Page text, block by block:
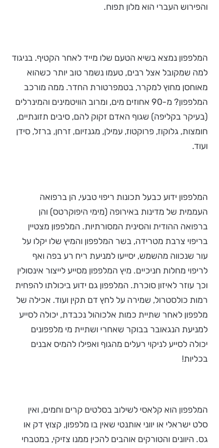
והפירוש העברי הוא מלון תפוח.
המלפפון נמצא בשיא הטעם שלו מייד לאחר הקטיף. בניגוד
למה שמקובל אצל רבים, טעמו נשמר טוב יותר כשהוא
מאוחסן מחוץ למקרר, בטמפרטורת החדר. ממה מורכב
המלפפון? מ-90 אחוזים מים, ומרוב הוויטמינים והמינרלים
(בעיקר בקליפה) שגוף האדם זקוק להם, סיבים תזונתיים,
חומצות, גלוקוז, פרוקטוז, עמילן, מגנזיום, זרחן, ברזל, סידן
ועוד.
המלפפון ידוע כבעל תכונות ריפוי טבעי, הן ברפואה
העממית של מדינות באירופה (מימי היפוקרטס) והן
ברפואה ההודית והסינית המסורתיות. המלפפון מצטיין
בריפוי צרבת מטרידה, בשר המלפפון והמיץ שלו יקלו על
עור שנכווה מהשמש, יסייעו למניעת ריח רע בפה ואף
לריפוי מחלות חניכיים. מיץ המלפפון מסייע לייצור אינסולין
וכך עוזר לאיזון סוכרת. המלפפון גם ידוע ביכולתו להפחית
רמות כולסטרול, שמירה על לחץ דם תקין ועוד. אכילה של
מלפפון לאחר שתיית כמות אלכוהול נכבדת, יכולה לסייע
למניעת הנגאובר בבוקר שאחרי ושתיית מי מלפפונים
יכולה לסייע לניקוי רעלים מהגוף ואפילו להמיס אבנים
בכליות!
המלפפון הוא קלאסי לשילוב בסלטים קרים וחמים, ואין
סלט ישראלי או יווני אותנטי שאין בו מלפפון, קצוץ דק או
גס. היוונים והטורקים אוהבים להכין ממנו צזיקי, במטבחי